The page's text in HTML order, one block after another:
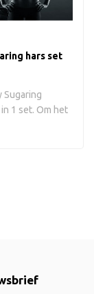
hars set
Sugaring
1 set. Om het